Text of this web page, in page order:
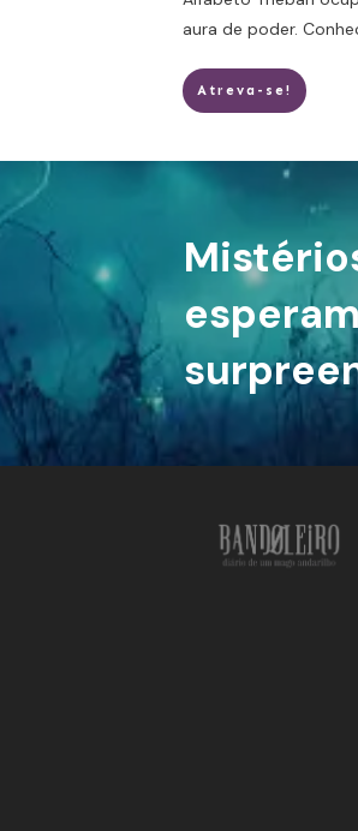
aura de poder.
Atreva-se!